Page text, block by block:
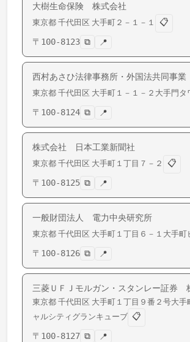
大樹生命保険 株式会社
東京都 千代田区 大手町 ２－１－１
📋
〒 100-8123 ⧉ 📍
西村あさひ法律事務所・外国法共同事業
東京都 千代田区 大手町 １－１－２大手門タ
〒 100-8124 ⧉ 📍
株式会社 日本工業新聞社
東京都 千代田区 大手町 １丁目７－２
📋
〒 100-8125 ⧉ 📍
一般財団法人 電力中央研究所
東京都 千代田区 大手町 １丁目６－１大手町
〒 100-8126 ⧉ 📍
三菱ＵＦＪモルガン・スタンレー証券
東京都 千代田区 大手町 １丁目９番２号大手
ャルシティグランキューブ 📋
〒 100-8127 ⧉ 📍